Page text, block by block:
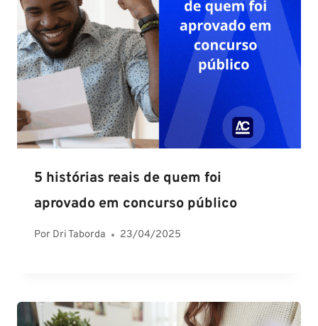
5 histórias reais de quem foi
aprovado em concurso público
Por Dri Taborda 23/04/2025